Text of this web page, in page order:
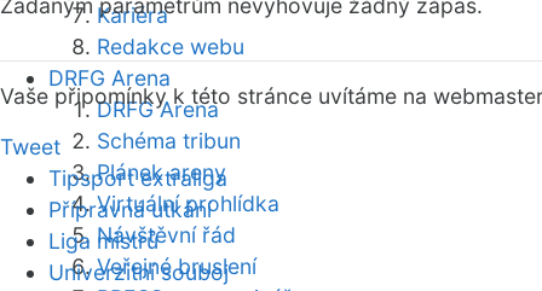
Kariéra
Redakce webu
DRFG Arena
DRFG Arena
Schéma tribun
Plánek areny
Virtuální prohlídka
Návštěvní řád
Veřejné bruslení
Zadaným parametrům nevyhovuje žádný zápas.
Vaše připomínky k této stránce uvítáme na webmaster
Tweet
Tipsport extraliga
Přípravná utkání
Liga mistrů
Univerzitní souboj